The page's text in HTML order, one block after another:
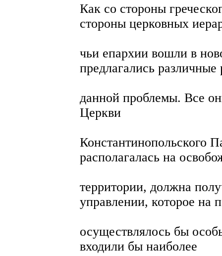
Как со стороны
стороны церковных
чьи епархии вошли в
предлагались
данной проблемы. Все
Церкви
Константинопольского
располагалась на
территории, должна
управлении, которое на
осуществлялось бы
входили бы наиболее